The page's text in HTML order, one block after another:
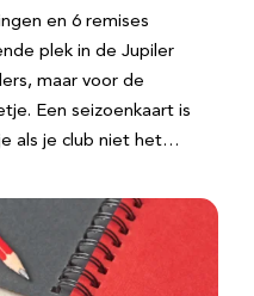
en 6 remises
plek in de Jupiler
maar voor de
Een seizoenkaart is
als je club niet het…